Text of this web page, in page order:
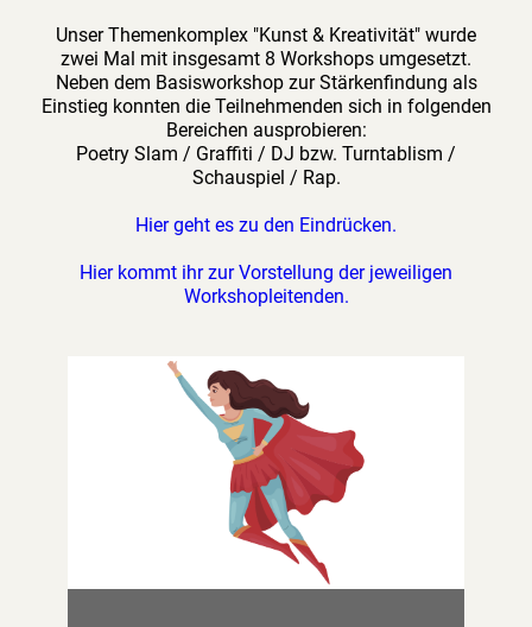
Unser Themenkomplex "Kunst & Kreativität" wurde
zwei Mal mit insgesamt 8 Workshops umgesetzt.
Neben dem Basisworkshop zur Stärkenfindung als
Einstieg konnten die Teilnehmenden sich in folgenden
Bereichen ausprobieren:
Poetry Slam / Graffiti / DJ bzw. Turntablism /
Schauspiel / Rap.
Hier geht es zu den Eindrücken.
Hier kommt ihr zur Vorstellung der jeweiligen
Workshopleitenden.